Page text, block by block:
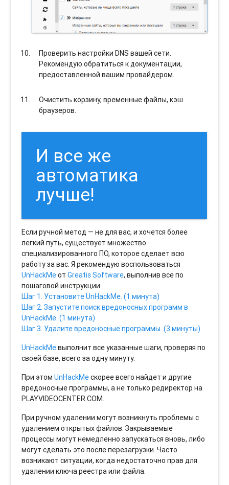
Проверить настройки DNS вашей сети.
Рекомендую обратиться к документации,
предоставленной вашим провайдером.
Очистить корзину, временные файлы, кэш
браузеров.
И все же
автоматика
лучше!
Если ручной метод — не для вас, и хочется более
легкий путь, существует множество
специализированного ПО, которое сделает всю
работу за вас. Я рекомендую воспользоваться
UnHackMeотGreatis Software, выполнив все по
пошаговой инструкции.
Шаг 1. Установите UnHackMe. (1 минута)
Шаг 2. Запустите поиск вредоносных программ в
UnHackMe. (1 минута)
Шаг 3. Удалите вредоносные программы. (3 минуты)
UnHackMeвыполнит все указанные шаги, проверяя по
своей базе, всего за одну минуту.
При этомUnHackMeскорее всего найдет и другие
вредоносные программы, а не только редиректор на
PLAYVIDEOCENTER.COM.
При ручном удалении могут возникнуть проблемы с
удалением открытых файлов. Закрываемые
процессы могут немедленно запускаться вновь, либо
могут сделать это после перезагрузки. Часто
возникают ситуации, когда недостаточно прав для
удалении ключа реестра или файла.